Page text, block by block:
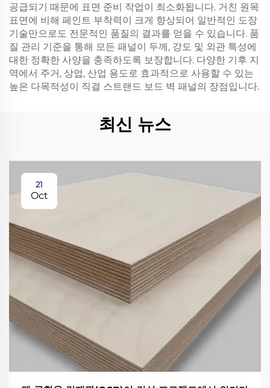
공급되기 때문에 표면 준비 작업이 최소화됩니다. 거친 원목
표면에 비해 페인트 부착력이 크게 향상되어 일반적인 도장
기술만으로도 전문적인 품질의 결과를 얻을 수 있습니다. 품
질 관리 기준을 통해 모든 패널이 두께, 강도 및 외관 특성에
대한 정확한 사양을 충족하도록 보장합니다. 다양한 기후 지
역에서 주거, 상업, 산업 용도로 효과적으로 사용할 수 있는
높은 다목적성이 직결 스트랜드 보드 벽 패널의 장점입니다.
최신 뉴스
21
Oct